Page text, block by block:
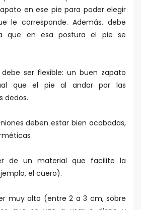
en ese pie para poder elegir
le corresponde. Además, debe
que en esa postura el pie se
ser flexible: un buen zapato
que el pie al andar por las
dedos.
deben estar bien acabadas,
de un material que facilite la
el cuero).
muy alto (entre 2 a 3 cm, sobre